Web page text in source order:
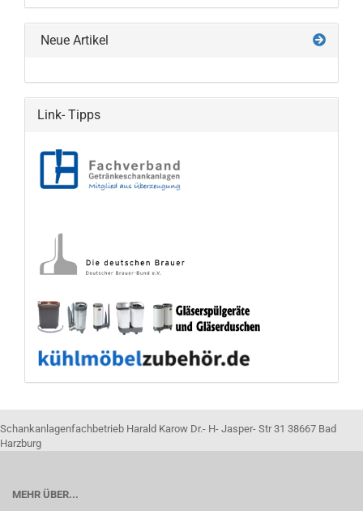
EIN.
Neue Artikel
Link- Tipps
Schankanlagenfachbetrieb Harald Karow Dr.- H- Jasper- Str 31 38667 Bad
Harzburg
MEHR ÜBER...